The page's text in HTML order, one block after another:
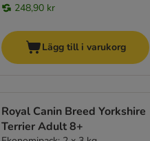
248,90 kr
Lägg till i varukorg
Royal Canin Breed Yorkshire
Terrier Adult 8+